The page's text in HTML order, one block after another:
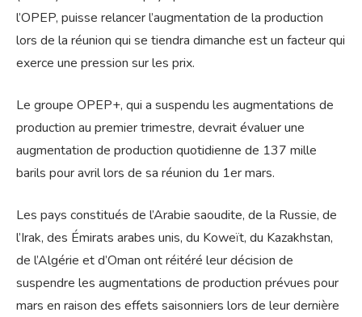
l’OPEP, puisse relancer l’augmentation de la production
lors de la réunion qui se tiendra dimanche est un facteur qui
exerce une pression sur les prix.
Le groupe OPEP+, qui a suspendu les augmentations de
production au premier trimestre, devrait évaluer une
augmentation de production quotidienne de 137 mille
barils pour avril lors de sa réunion du 1er mars.
Les pays constitués de l’Arabie saoudite, de la Russie, de
l’Irak, des Émirats arabes unis, du Koweït, du Kazakhstan,
de l’Algérie et d’Oman ont réitéré leur décision de
suspendre les augmentations de production prévues pour
mars en raison des effets saisonniers lors de leur dernière